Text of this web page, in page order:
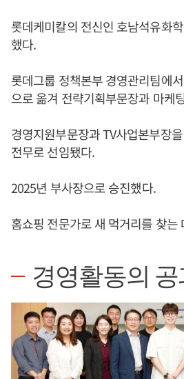
롯데케미칼의 전신인 호남석유화
했다.
롯데그룹 정책본부 경영관리팀에
으로 옮겨 전략기획부문장과 마케
경영지원부문장과 TV사업본부장
전무로 선임됐다.
2025년 부사장으로 승진했다.
홈쇼핑 전문가로 새 먹거리를 찾는
경영활동의 공